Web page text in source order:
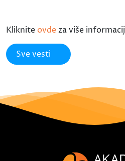
Kliknite ovde za više
Sve vesti